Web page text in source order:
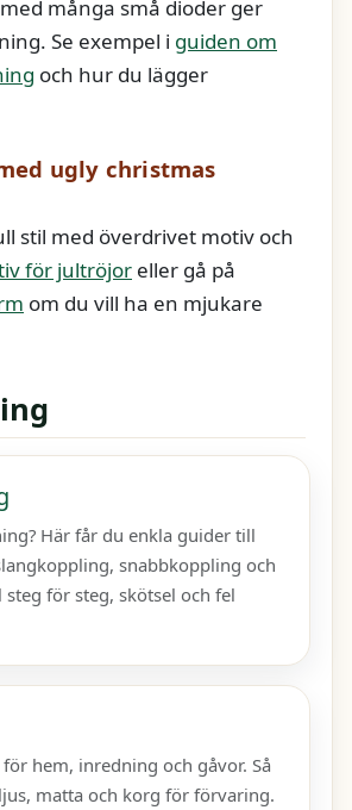
många små dioder ger
Se exempel i guiden om
och hur du lägger
ugly christmas
stil med överdrivet motiv och
för jultröjor eller gå på
om du vill ha en mjukare
Här får du enkla guider till
snabbkoppling och
för steg, skötsel och fel
hem, inredning och gåvor. Så
matta och korg för förvaring.